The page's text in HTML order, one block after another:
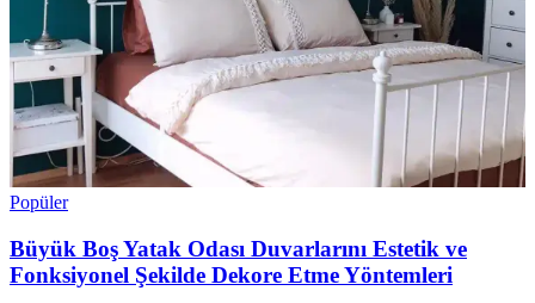
Popüler
Büyük Boş Yatak Odası Duvarlarını Estetik ve
Fonksiyonel Şekilde Dekore Etme Yöntemleri